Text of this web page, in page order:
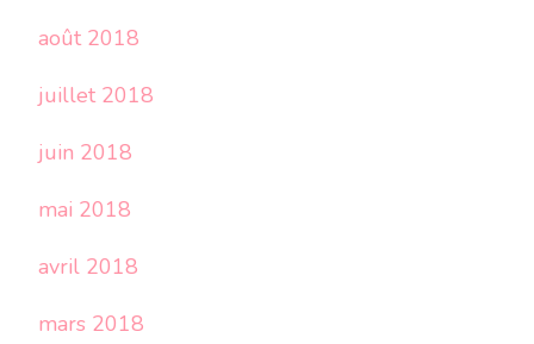
août 2018
juillet 2018
juin 2018
mai 2018
avril 2018
mars 2018